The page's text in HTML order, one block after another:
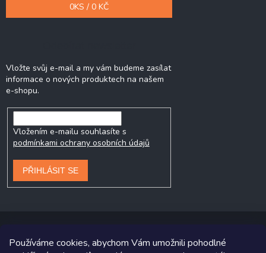
Používáme cookies, abychom Vám umožnili pohodlné
0KS / 0 KČ
Vložte svůj e-mail a my vám budeme zasílat
informace o nových produktech na našem
e-shopu.
Vložením e-mailu souhlasíte s
podmínkami ochrany osobních údajů
PŘIHLÁSIT SE